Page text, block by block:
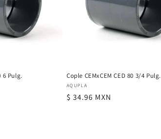
6 Pulg. Cople CEMxCEM CED 80 3/4 Pulg.
Proveedor:
AQUPLA
Precio
$ 34.96 MXN